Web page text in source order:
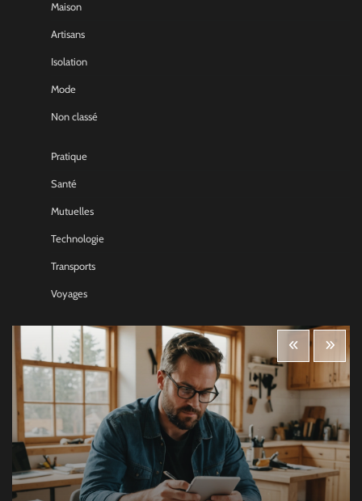
Maison
Artisans
Isolation
Mode
Non classé
Pratique
Santé
Mutuelles
Technologie
Transports
Voyages